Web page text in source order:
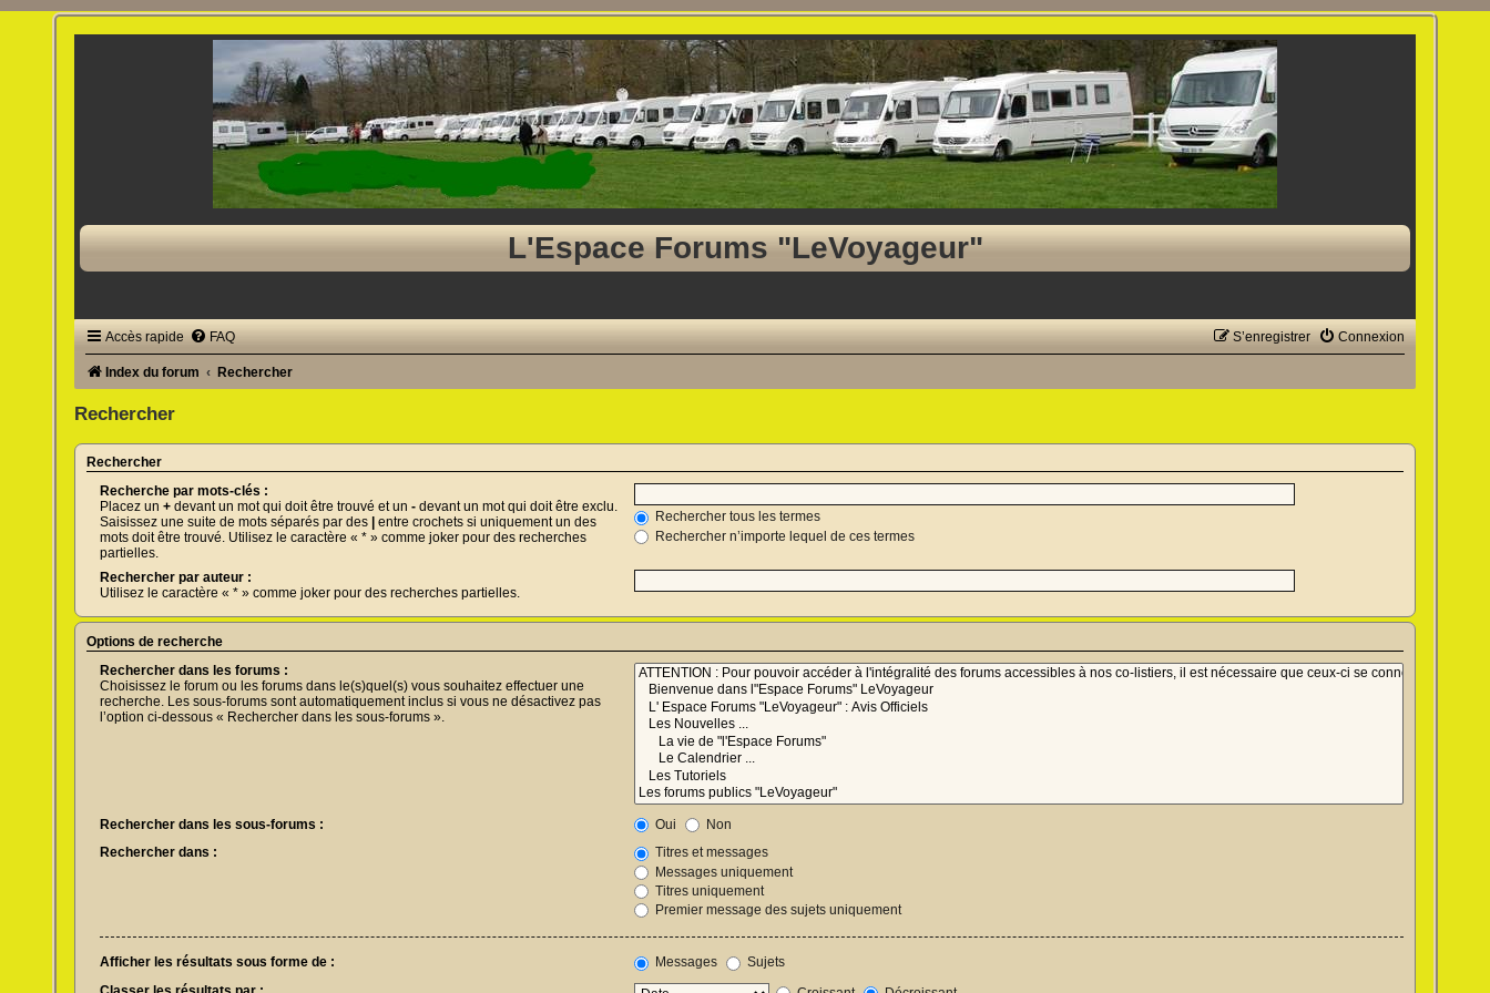
L'Espace Forums "LeVoyageur"
Accès rapide FAQ Connexion
S’enregistrer
Index du forum Rechercher
Rechercher
Rechercher
Recherche par mots-clés :
Placez un+ devant un mot qui doit être trouvé et un- devant un mot qui doit être exclu.
Saisissez une suite de mots séparés par des
entre crochets si uniquement un des
mots doit être trouvé. Utilisez le caractère « * » comme joker pour des recherches
partielles.
Rechercher tous les termes
Rechercher n’importe lequel de ces termes
Rechercher par auteur :
Utilisez le caractère « * » comme joker pour des recherches partielles.
Options de recherche
Rechercher dans les forums :
Choisissez le forum ou les forums dans le(s)quel(s) vous souhaitez effectuer une
recherche. Les sous-forums sont automatiquement inclus si vous ne désactivez pas
l’option ci-dessous « Rechercher dans les sous-forums ».
Rechercher dans les sous-forums : Oui
Non
Rechercher dans :
Titres et messages
Messages uniquement
Titres uniquement
Premier message des sujets uniquement
Afficher les résultats sous forme de : Messages
Sujets